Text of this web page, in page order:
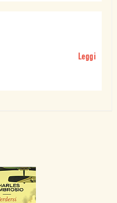
Leggi